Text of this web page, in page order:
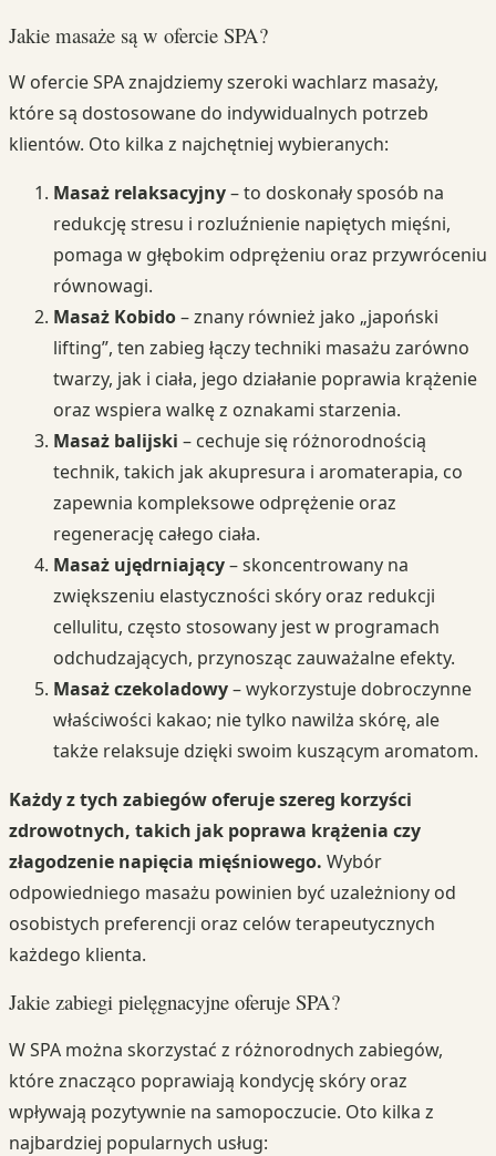
Jakie masaże są w ofercie SPA?
W ofercie SPA znajdziemy szeroki wachlarz masaży,
które są dostosowane do indywidualnych potrzeb
klientów. Oto kilka z najchętniej wybieranych:
Masaż relaksacyjny– to doskonały sposób na
redukcję stresu i rozluźnienie napiętych mięśni,
pomaga w głębokim odprężeniu oraz przywróceniu
równowagi.
Masaż Kobido– znany również jako „japoński
lifting”, ten zabieg łączy techniki masażu zarówno
twarzy, jak i ciała, jego działanie poprawia krążenie
oraz wspiera walkę z oznakami starzenia.
Masaż balijski – cechuje się różnorodnością
technik, takich jak akupresura i aromaterapia, co
zapewnia kompleksowe odprężenie oraz
regenerację całego ciała.
Masaż ujędrniający– skoncentrowany na
zwiększeniu elastyczności skóry oraz redukcji
cellulitu, często stosowany jest w programach
odchudzających, przynosząc zauważalne efekty.
Masaż czekoladowy– wykorzystuje dobroczynne
właściwości kakao; nie tylko nawilża skórę, ale
także relaksuje dzięki swoim kuszącym aromatom.
Każdy z tych zabiegów oferuje szereg korzyści
zdrowotnych, takich jak poprawa krążenia czy
złagodzenie napięcia mięśniowego. Wybór
odpowiedniego masażu powinien być uzależniony od
osobistych preferencji oraz celów terapeutycznych
każdego klienta.
Jakie zabiegi pielęgnacyjne oferuje SPA?
W SPA można skorzystać z różnorodnych zabiegów,
które znacząco poprawiają kondycję skóry oraz
wpływają pozytywnie na samopoczucie. Oto kilka z
najbardziej popularnych usług: